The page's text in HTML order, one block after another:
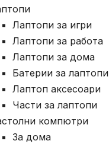
Лаптопи за игри
Лаптопи за работа
Лаптопи за дома
Батерии за лаптопи
Лаптоп аксесоари
Части за лаптопи
компютри
За дома